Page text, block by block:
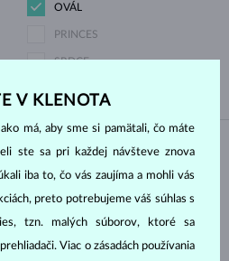
OVÁL
PRINCES
SRDCE
NA SKLADE
V KLENOTA
má, aby sme si pamätali, čo máte
ste sa pri každej návšteve znova
iba to, čo vás zaujíma a mohli vás
preto potrebujeme váš súhlas s
tzn. malých súborov, ktoré sa
Viac o zásadách používania